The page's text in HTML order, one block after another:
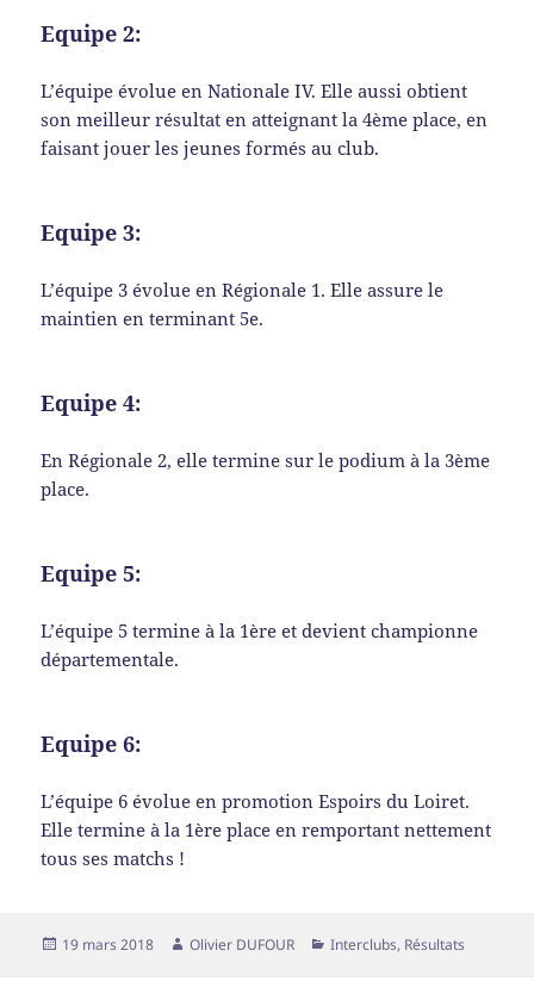
Equipe 2:
L’équipe évolue en Nationale IV. Elle aussi obtient
son meilleur résultat en atteignant la 4ème place, en
faisant jouer les jeunes formés au club.
Equipe 3:
L’équipe 3 évolue en Régionale 1. Elle assure le
maintien en terminant 5e.
Equipe 4:
En Régionale 2, elle termine sur le podium à la 3ème
place.
Equipe 5:
L’équipe 5 termine à la 1ère et devient championne
départementale.
Equipe 6:
L’équipe 6 évolue en promotion Espoirs du Loiret.
Elle termine à la 1ère place en remportant nettement
tous ses matchs !
Publié
19 mars 2018 Auteur
Olivier DUFOUR Catégories
Interclubs, Résultats